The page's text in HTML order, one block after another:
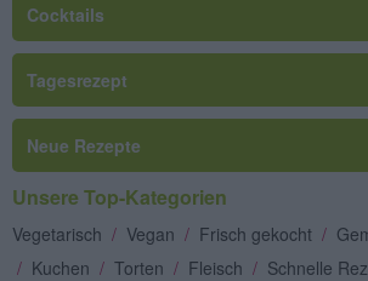
Cocktails
Tagesrezept
Neue Rezepte
Unsere Top-Kategorien
Vegetarisch / Vegan / Frisch gekocht /
/ Kuchen / Torten / Fleisch / Schnelle